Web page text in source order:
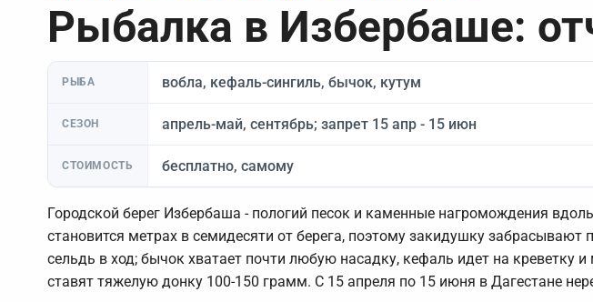
Рыбалка в Избербаше:
РЫБА вобла, кефаль-сингиль, бычок, кутум
СЕЗОН апрель-май, сентябрь; запрет 15 апр - 15 июн
СТОИМОСТЬ бесплатно, самому
Городской берег Избербаша - пологий песок и каменные нагромождения
становится метрах в семидесяти от берега, поэтому закидушку
сельдь в ход; бычок хватает почти любую насадку, кефаль идет на креветку
ставят тяжелую донку 100-150 грамм. С 15 апреля по 15 июня в Дагестане